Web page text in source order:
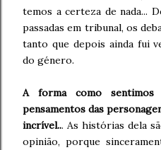
temos a certeza de nada...
passadas em tribunal, os
tanto que depois ainda fui
do género.
A forma como
pensamentos das
incrível... As histórias dela
opinião, porque